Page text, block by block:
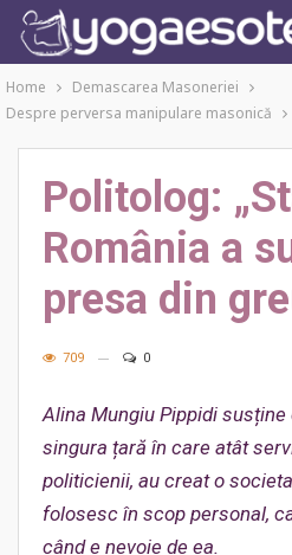
Home
Demascarea Masoneriei
Despre perversa manipulare masonică
Politolog:
România a
presa din
709 0
Alina Mungiu Pippidi susține
singura țară în care atât
politicienii, au creat o
folosesc în scop personal,
când e nevoie de ea.